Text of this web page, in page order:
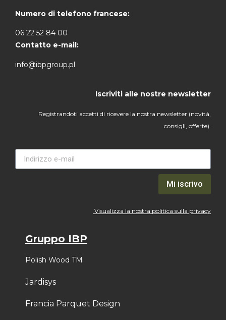
Numero di telefono francese:
06 22 52 84 00
Contatto e-mail:
info@ibpgroup.pl
Iscriviti alle nostre newsletter
Registrandoti accetti di ricevere la nostra newsletter (novità,
consigli, offerte).
Mi iscrivo
Visualizza la nostra politica sulla privacy
Gruppo IBP
Polish Wood TM
Jardisys
Francia Parquet Design